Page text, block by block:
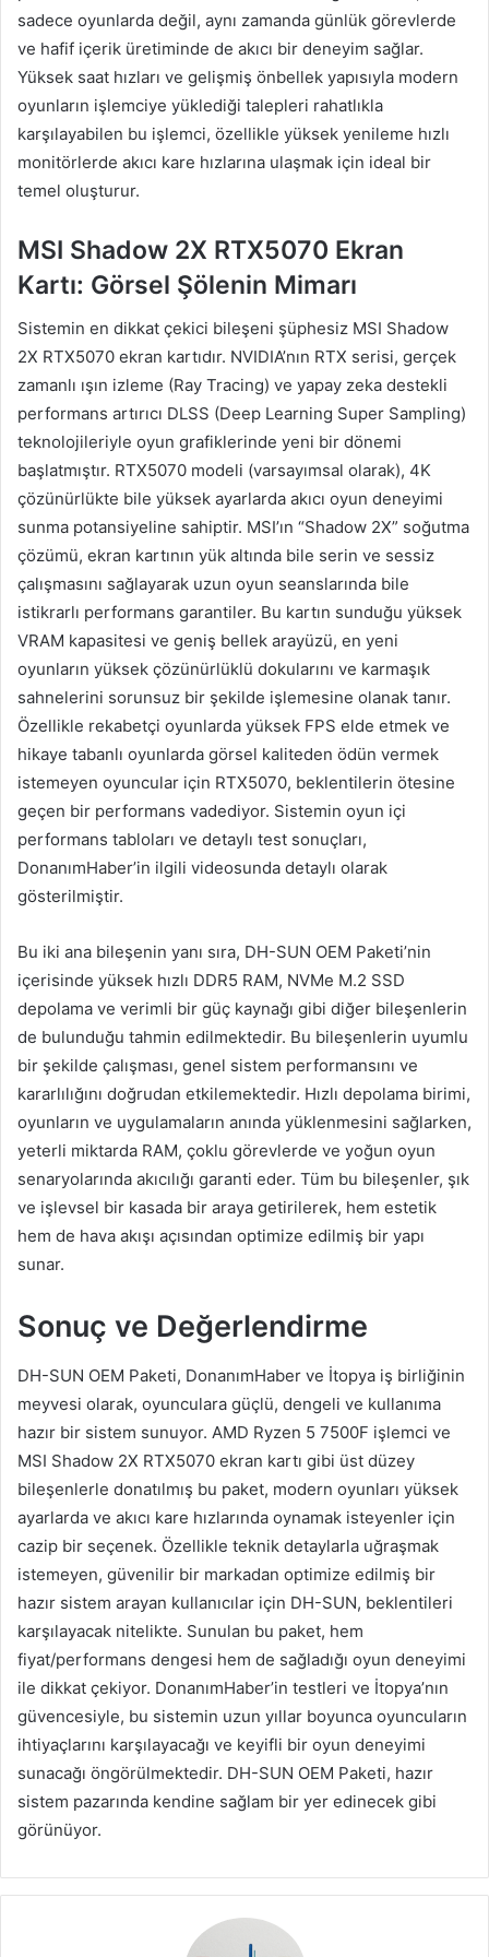
sadece oyunlarda değil, aynı zamanda günlük görevlerde
ve hafif içerik üretiminde de akıcı bir deneyim sağlar.
Yüksek saat hızları ve gelişmiş önbellek yapısıyla modern
oyunların işlemciye yüklediği talepleri rahatlıkla
karşılayabilen bu işlemci, özellikle yüksek yenileme hızlı
monitörlerde akıcı kare hızlarına ulaşmak için ideal bir
temel oluşturur.
MSI Shadow 2X RTX5070 Ekran
Kartı: Görsel Şölenin Mimarı
Sistemin en dikkat çekici bileşeni şüphesiz MSI Shadow
2X RTX5070 ekran kartıdır. NVIDIA’nın RTX serisi, gerçek
zamanlı ışın izleme (Ray Tracing) ve yapay zeka destekli
performans artırıcı DLSS (Deep Learning Super Sampling)
teknolojileriyle oyun grafiklerinde yeni bir dönemi
başlatmıştır. RTX5070 modeli (varsayımsal olarak), 4K
çözünürlükte bile yüksek ayarlarda akıcı oyun deneyimi
sunma potansiyeline sahiptir. MSI’ın “Shadow 2X” soğutma
çözümü, ekran kartının yük altında bile serin ve sessiz
çalışmasını sağlayarak uzun oyun seanslarında bile
istikrarlı performans garantiler. Bu kartın sunduğu yüksek
VRAM kapasitesi ve geniş bellek arayüzü, en yeni
oyunların yüksek çözünürlüklü dokularını ve karmaşık
sahnelerini sorunsuz bir şekilde işlemesine olanak tanır.
Özellikle rekabetçi oyunlarda yüksek FPS elde etmek ve
hikaye tabanlı oyunlarda görsel kaliteden ödün vermek
istemeyen oyuncular için RTX5070, beklentilerin ötesine
geçen bir performans vadediyor. Sistemin oyun içi
performans tabloları ve detaylı test sonuçları,
DonanımHaber’in ilgili videosunda detaylı olarak
gösterilmiştir.
Bu iki ana bileşenin yanı sıra, DH-SUN OEM Paketi’nin
içerisinde yüksek hızlı DDR5 RAM, NVMe M.2 SSD
depolama ve verimli bir güç kaynağı gibi diğer bileşenlerin
de bulunduğu tahmin edilmektedir. Bu bileşenlerin uyumlu
bir şekilde çalışması, genel sistem performansını ve
kararlılığını doğrudan etkilemektedir. Hızlı depolama birimi,
oyunların ve uygulamaların anında yüklenmesini sağlarken,
yeterli miktarda RAM, çoklu görevlerde ve yoğun oyun
senaryolarında akıcılığı garanti eder. Tüm bu bileşenler, şık
ve işlevsel bir kasada bir araya getirilerek, hem estetik
hem de hava akışı açısından optimize edilmiş bir yapı
sunar.
Sonuç ve Değerlendirme
DH-SUN OEM Paketi, DonanımHaber ve İtopya iş birliğinin
meyvesi olarak, oyunculara güçlü, dengeli ve kullanıma
hazır bir sistem sunuyor. AMD Ryzen 5 7500F işlemci ve
MSI Shadow 2X RTX5070 ekran kartı gibi üst düzey
bileşenlerle donatılmış bu paket, modern oyunları yüksek
ayarlarda ve akıcı kare hızlarında oynamak isteyenler için
cazip bir seçenek. Özellikle teknik detaylarla uğraşmak
istemeyen, güvenilir bir markadan optimize edilmiş bir
hazır sistem arayan kullanıcılar için DH-SUN, beklentileri
karşılayacak nitelikte. Sunulan bu paket, hem
fiyat/performans dengesi hem de sağladığı oyun deneyimi
ile dikkat çekiyor. DonanımHaber’in testleri ve İtopya’nın
güvencesiyle, bu sistemin uzun yıllar boyunca oyuncuların
ihtiyaçlarını karşılayacağı ve keyifli bir oyun deneyimi
sunacağı öngörülmektedir. DH-SUN OEM Paketi, hazır
sistem pazarında kendine sağlam bir yer edinecek gibi
görünüyor.